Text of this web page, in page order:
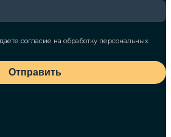
согласие наобработку персональных
Отправить